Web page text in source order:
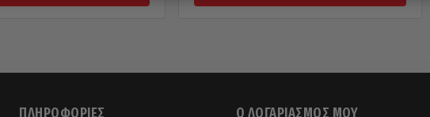
ΠΛΗΡΟΦΟΡΊΕΣ Ο ΛΟΓΑΡΙΑΣΜΌΣ ΜΟΥ